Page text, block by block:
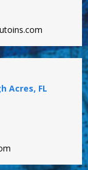
Acres, FL